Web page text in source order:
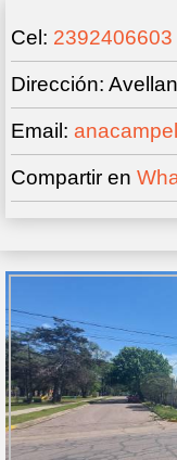
Cel: 2392406603
Dirección:
Email:
Compartir en